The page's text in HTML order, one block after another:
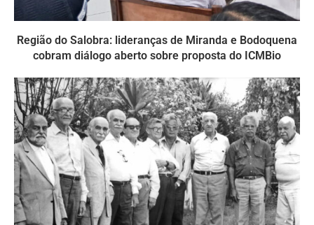
Região do Salobra: lideranças de Miranda e Bodoquena
cobram diálogo aberto sobre proposta do ICMBio